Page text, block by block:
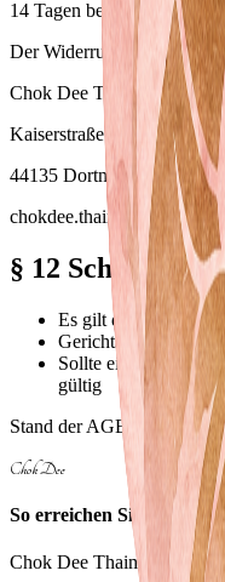
14 Tagen bei Kauf von
Der Widerruf ist zu richten
Chok Dee Thaimassage
Kaiserstraße 59 (im
44135 Dortmund
§ 12
Es gilt das Recht der
Gerichtsstand ist
Sollte eine Klausel
gültig
Stand der AGB: März
Chok Dee
So erreichen Sie uns
Chok Dee Thaimassage